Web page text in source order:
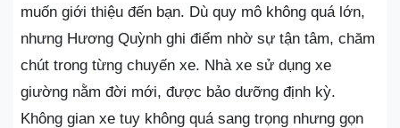
muốn giới thiệu đến bạn. Dù quy mô không quá lớn,
nhưng Hương Quỳnh ghi điểm nhờ sự tận tâm, chăm
chút trong từng chuyến xe. Nhà xe sử dụng xe
giường nằm đời mới, được bảo dưỡng định kỳ.
Không gian xe tuy không quá sang trọng nhưng gọn